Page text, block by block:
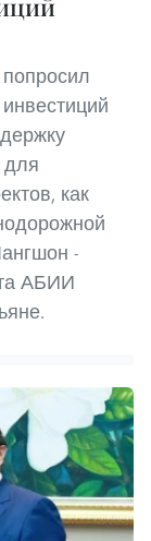
для
как
-
АБИИ